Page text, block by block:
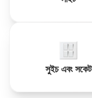
সুইচ এবং সকেট